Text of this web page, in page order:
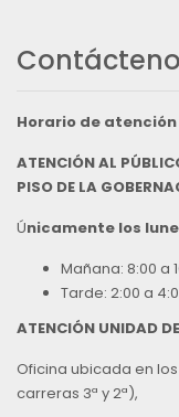
Horario de atención
ATENCIÓN AL
PISO DE LA
Únicamente los
Mañana: 8:00 a
Tarde: 2:00 a
ATENCIÓN UNIDAD
Oficina ubicada en
carreras 3ª y 2ª),